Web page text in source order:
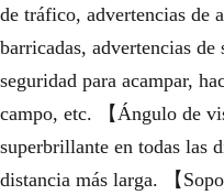
de tráfico, advertencias de
barricadas, advertencias
seguridad para acampar,
campo, etc. 【Ángulo de
superbrillante en todas las
distancia más larga. 【